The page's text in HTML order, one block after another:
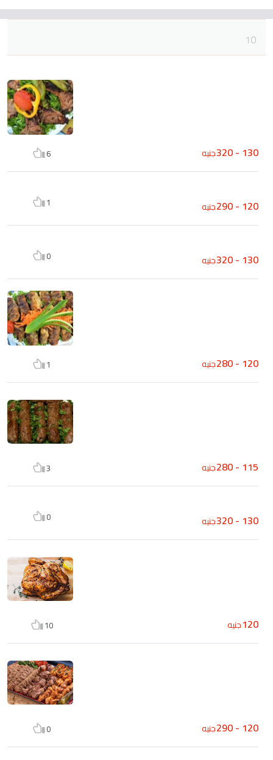
10
130 - 320 جنيه 6
120 - 290 جنيه 1
130 - 320 جنيه 0
120 - 280 جنيه 1
115 - 280 جنيه 3
130 - 320 جنيه 0
120جنيه 10
120 - 290 جنيه 0